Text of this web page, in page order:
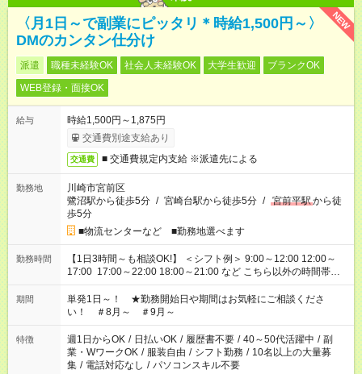
NEW
〈月1日～で副業にピッタリ＊時給1,500円～〉
DMのカンタン仕分け
派遣 職種未経験OK 社会人未経験OK 大学生歓迎
ブランクOK
WEB登録・面接OK
給与
時給1,500円～1,875円
交通費別途支給あり
交通費 ■ 交通費規定内支給 ※派遣先による
勤務地
川崎市宮前区
鷺沼駅から徒歩5分 / 宮崎台駅から徒歩5分 / 宮前平駅から徒
歩5分
■物流センターなど ■勤務地選べます
勤務時間
【1日3時間～も相談OK!】 ＜シフト例＞ 9:00～12:00 12:00～
17:00 17:00～22:00 18:00～21:00 など こちら以外の時間帯も
お気軽にご相談ください！
期間
単発1日～！ ★勤務開始日や期間はお気軽にご相談くださ
い！ ＃8月～ ＃9月～
特徴 週1日からOK / 日払いOK / 履歴書不要 / 40～50代活躍中 / 副
業・WワークOK / 服装自由 / シフト勤務 / 10名以上の大量募
集 / 電話対応なし / パソコンスキル不要